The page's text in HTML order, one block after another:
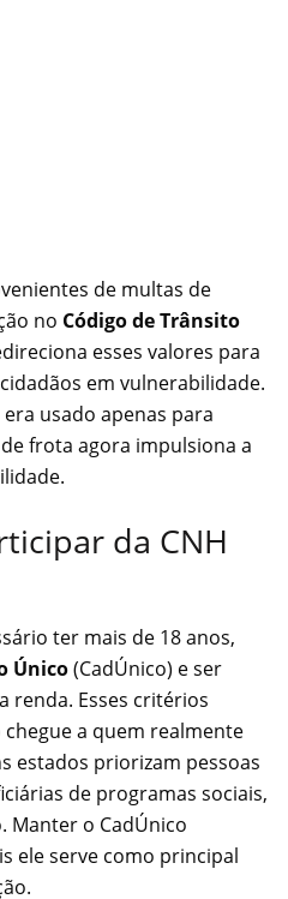
de multas de
no Código de Trânsito
esses valores para
em vulnerabilidade.
usado apenas para
frota agora impulsiona a
da CNH
ter mais de 18 anos,
Único(CadÚnico) e ser
renda. Esses critérios
a quem realmente
estados priorizam pessoas
de programas sociais,
Manter o CadÚnico
ele serve como principal